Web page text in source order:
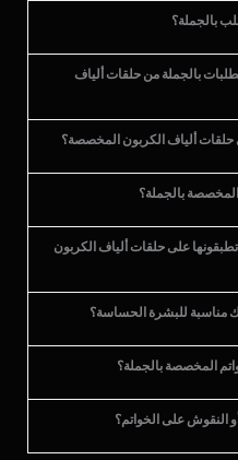
بالجملة؟
بالجملة من حلقات ألياف
حلقات ألياف الكربون المخصصة؟
بالجملة؟
على حلقات ألياف الكربون
مناسبة للبشرة الحساسة؟
المخصصة بالجملة؟
النقوش على الخواتم؟